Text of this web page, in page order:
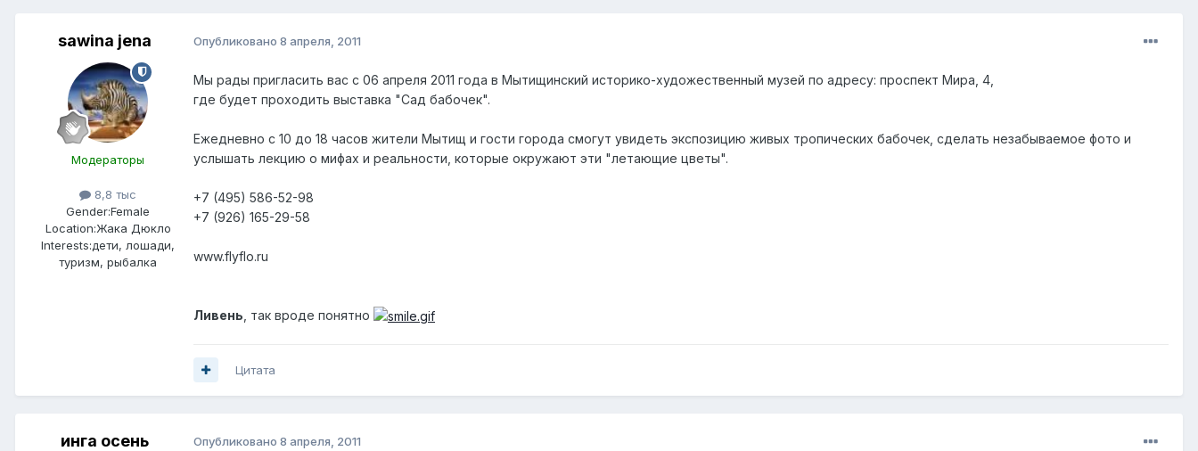
sawina jena
Модераторы
8,8 тыс
Gender:Female
Location:Жака Дюкло
Interests:дети, лошади,
туризм, рыбалка
Опубликовано 8 апреля, 2011
Мы рады пригласить вас с 06 апреля 2011 года в Мытищинский историко-художественный музей по адресу: проспект Мира, 4,
где будет проходить выставка "Сад бабочек".
Ежедневно с 10 до 18 часов жители Мытищ и гости города смогут увидеть экспозицию живых тропических бабочек, сделать незабываемое фото и
услышать лекцию о мифах и реальности, которые окружают эти "летающие цветы".
+7 (495) 586-52-98
+7 (926) 165-29-58
www.flyflo.ru
Ливень , так вроде понятно
Цитата
инга осень Опубликовано 8 апреля, 2011